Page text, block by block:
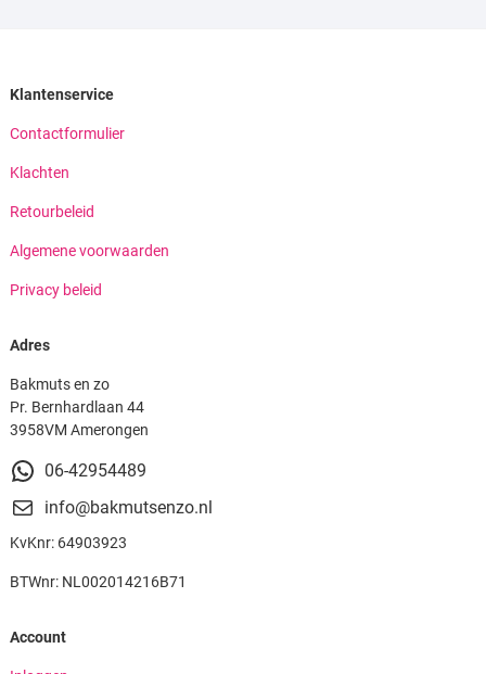
Klantenservice
Contactformulier
Klachten
Retourbeleid
Algemene voorwaarden
Privacy beleid
Adres
Bakmuts en zo
Pr. Bernhardlaan 44
3958VM Amerongen
06-42954489
info@bakmutsenzo.nl
KvKnr: 64903923
BTWnr: NL002014216B71
Account